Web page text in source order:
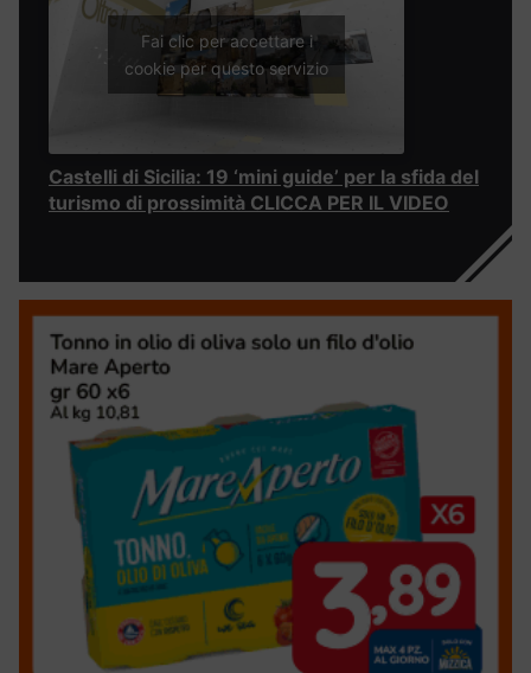
Fai clic per accettare i
cookie per questo servizio
Castelli di Sicilia: 19 ‘mini guide’ per la sfida del
turismo di prossimità CLICCA PER IL VIDEO